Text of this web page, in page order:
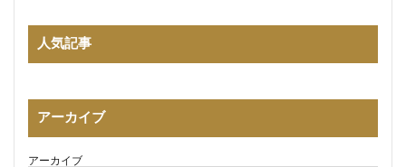
人気記事
アーカイブ
アーカイブ